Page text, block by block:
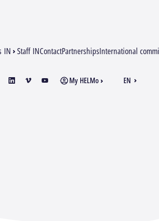
IN Staff INContactPartnershipsInternational
My HELMo
linkedinvimeo youtube
EN